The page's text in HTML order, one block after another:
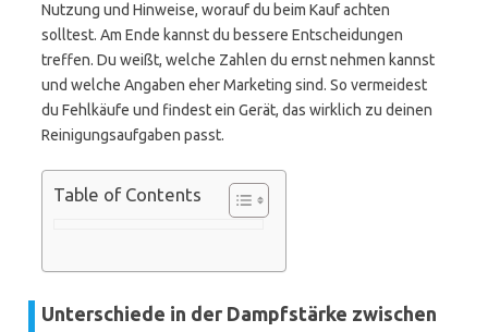
Nutzung und Hinweise, worauf du beim Kauf achten
solltest. Am Ende kannst du bessere Entscheidungen
treffen. Du weißt, welche Zahlen du ernst nehmen kannst
und welche Angaben eher Marketing sind. So vermeidest
du Fehlkäufe und findest ein Gerät, das wirklich zu deinen
Reinigungsaufgaben passt.
Table of Contents
Unterschiede in der Dampfstärke zwischen